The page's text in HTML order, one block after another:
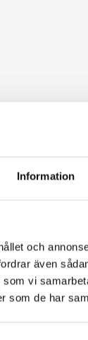
Information
och
även
vi
som de har
och